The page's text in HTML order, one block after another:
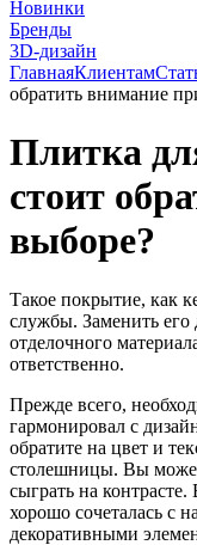
Новинки
Бренды
3D-дизайн
ГлавнаяКлиентам
обратить внимание
Плитка
стоит
выборе?
Такое покрытие, как
службы. Заменить
отделочного
ответственно.
Прежде всего,
гармонировал с
обратите на цвет и
столешницы. Вы
сыграть на
хорошо сочеталась с
декоративными